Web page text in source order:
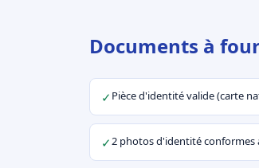
Documents à
✓ Pièce d'identité valide (carte
✓2 photos d'identité conformes